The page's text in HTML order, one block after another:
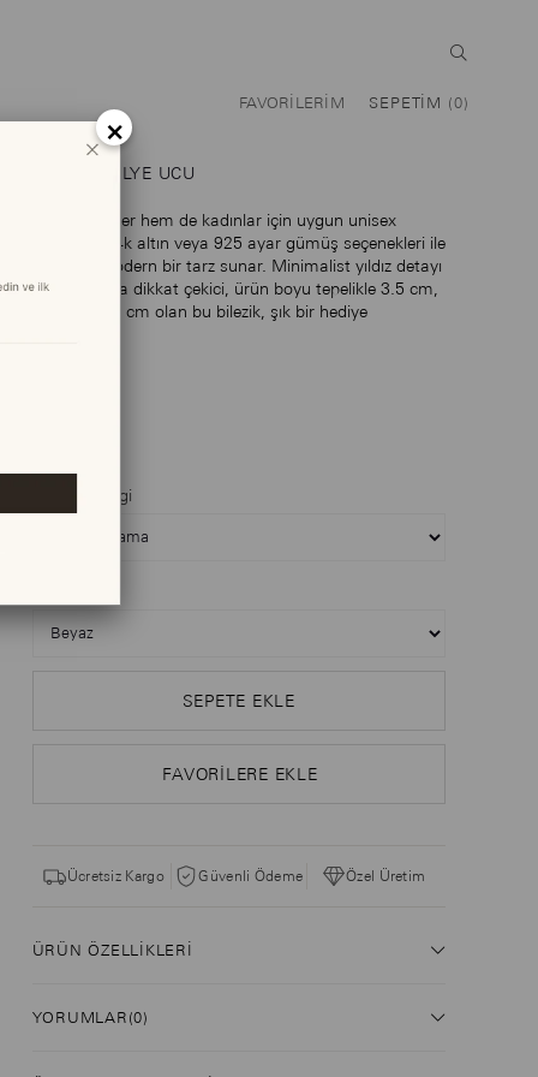
SEPETIM 0
FAVORILERIM
ASTRA KOLYE UCU
Hem erkekler hem de kadınlar için uygun unisex
tasarımı, 14k altın veya 925 ayar gümüş seçenekleri ile
ebedi ve modern bir tarz sunar. Minimalist yıldız detayı
ile sade ama dikkat çekici, ürün boyu tepelikle 3.5 cm,
genişliği 2.5 cm olan bu bilezik, şık bir hediye
Maden Rengi
FAVORILERE EKLE
Ücretsiz Kargo Güvenli Ödeme Özel Üretim
ÜRÜN ÖZELLIKLERI
YORUMLAR (0)
×